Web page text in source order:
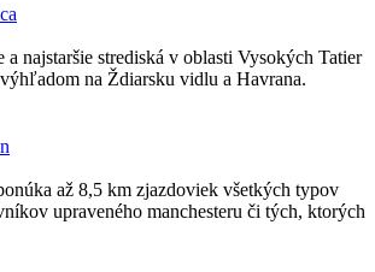
a najstaršie strediská v oblasti Vysokých Tatier
na Ždiarsku vidlu a Havrana.
až 8,5 km zjazdoviek všetkých typov
upraveného manchesteru či tých, ktorých